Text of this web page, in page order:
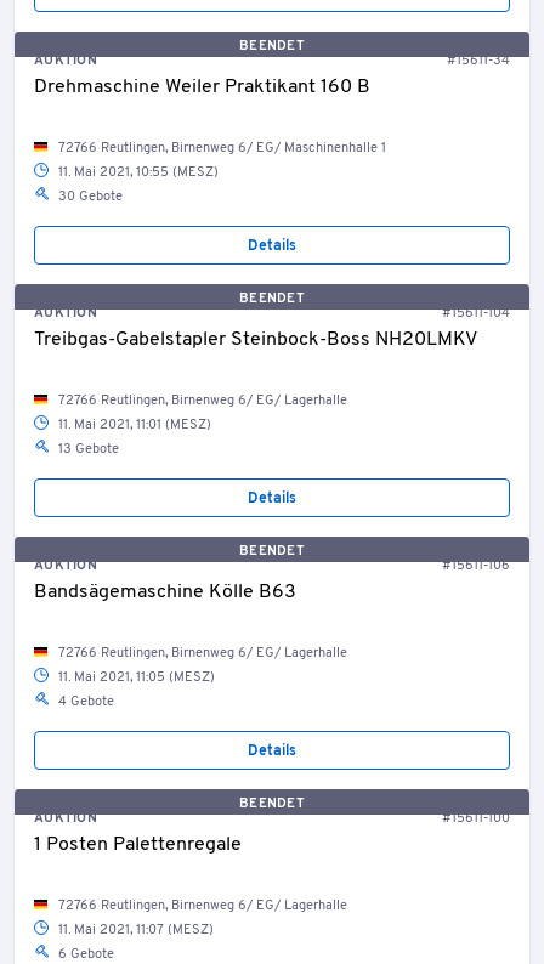
BEENDET
AUKTION
#15611-34
Drehmaschine Weiler Praktikant 160 B
72766 Reutlingen, Birnenweg 6/ EG/ Maschinenhalle 1
11. Mai 2021, 10:55 (MESZ)
30 Gebote
Details
BEENDET
AUKTION
#15611-104
Treibgas-Gabelstapler Steinbock-Boss NH20LMKV
72766 Reutlingen, Birnenweg 6/ EG/ Lagerhalle
11. Mai 2021, 11:01 (MESZ)
13 Gebote
Details
BEENDET
AUKTION
#15611-106
Bandsägemaschine Kölle B63
72766 Reutlingen, Birnenweg 6/ EG/ Lagerhalle
11. Mai 2021, 11:05 (MESZ)
4 Gebote
Details
BEENDET
AUKTION
#15611-100
1 Posten Palettenregale
72766 Reutlingen, Birnenweg 6/ EG/ Lagerhalle
11. Mai 2021, 11:07 (MESZ)
6 Gebote